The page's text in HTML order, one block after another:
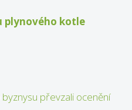
plynového kotle
převzali ocenění